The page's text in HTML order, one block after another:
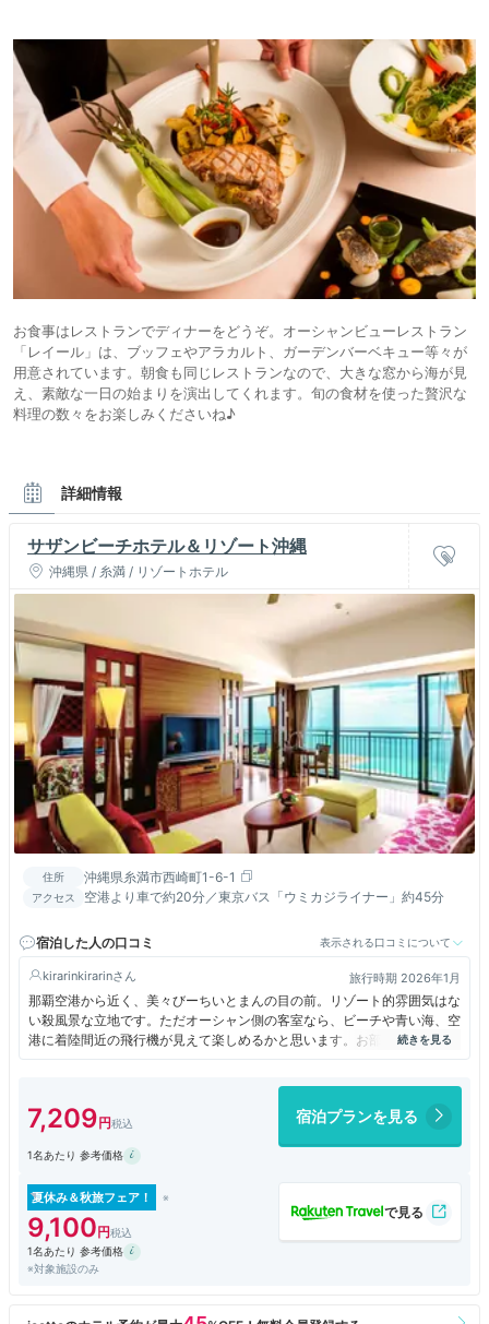
お食事はレストランでディナーをどうぞ。オーシャンビューレストラン
「レイール」は、ブッフェやアラカルト、ガーデンバーベキュー等々が
用意されています。朝食も同じレストランなので、大きな窓から海が見
え、素敵な一日の始まりを演出してくれます。旬の食材を使った贅沢な
料理の数々をお楽しみくださいね♪
詳細情報
サザンビーチホテル＆リゾート沖縄
沖縄県 / 糸満 / リゾートホテル
住所 沖縄県糸満市西崎町1-6-1
アクセス 空港より車で約20分／東京バス「ウミカジライナー」約45分
宿泊した人の口コミ 表示される口コミについて
kirarinkirarin 旅行時期 2026年1月
那覇空港から近く、美々びーちいとまんの目の前。リゾート的雰囲気はな
い殺風景な立地です。ただオーシャン側の客室なら、ビーチや青い海、空
港に着陸間近の飛行機が見えて楽しめるかと思います。お部屋も広くて居
心地良かったです。
スピタリティは感じられません。ホームページを見てリゾート感と温かみ
を期待すると、ちょっと違うと感じるかもしれません。
られていたものの、メニューに書かれていたラフテーなど沖縄のお料理が
別の食材に多く変わっていてがっかり。味も出しが利いていなくて美味し
くありませんでした。
良かったのは、ラウンジアクセス付きの客室だったので、ラウンジ滞在を
ドプレゼンテーションが変わります。こちらでいただいたスイーツやオー
7,209 宿泊プランを見る
1名あたり 参考価格
夏休み＆秋旅フェア！
9,100
1名あたり 参考価格
※対象施設のみ